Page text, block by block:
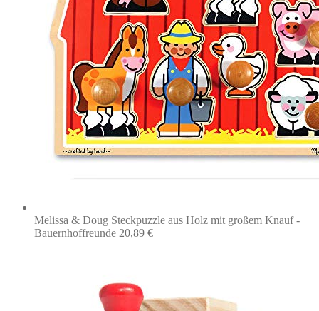
Melissa & Doug Steckpuzzle aus Holz mit großem Knauf -
Bauernhoffreunde 20,89 €